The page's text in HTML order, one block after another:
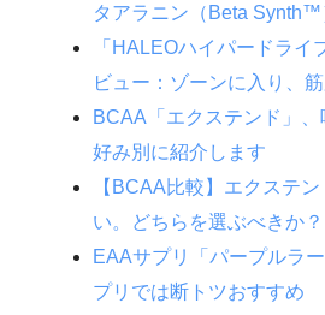
タアラニン（Beta Synth™
「HALEOハイパードライ
ビュー：ゾーンに入り、
BCAA「エクステンド」
好み別に紹介します
【BCAA比較】エクステ
い。どちらを選ぶべきか？
EAAサプリ「パープルラ
プリでは断トツおすすめ